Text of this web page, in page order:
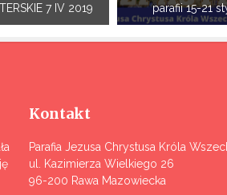
7 IV 2019
parafii 15-21
Kontakt
Parafia Jezusa Chrystusa Króla
ul. Kazimierza Wielkiego 26
96-200 Rawa Mazowiecka